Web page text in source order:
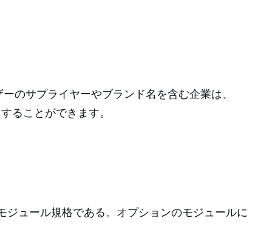
のサプライヤーやブランド名を含む企業は、
ることができます。
ュール規格である。オプションのモジュールに